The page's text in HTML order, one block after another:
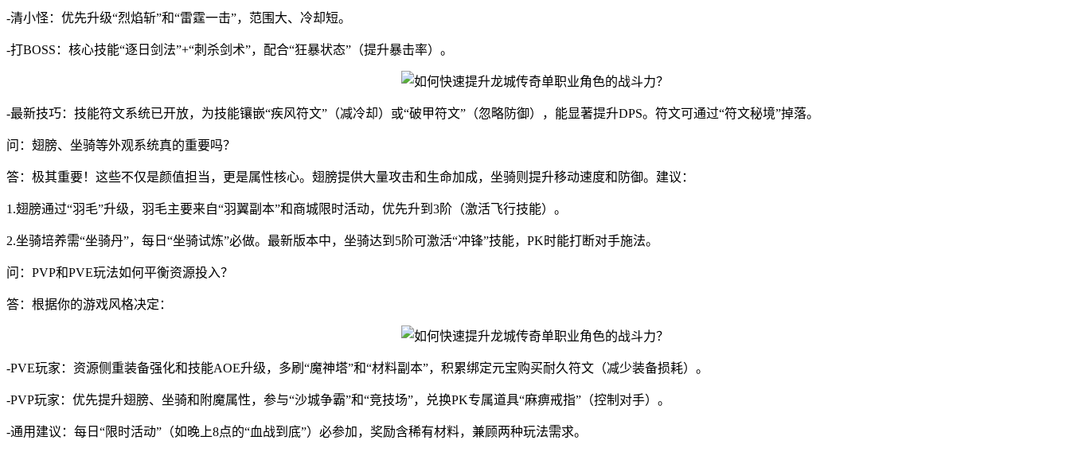
-清小怪：优先升级“烈焰斩”和“雷霆一击”，范围大、冷却短。
-打BOSS：核心技能“逐日剑法”+“刺杀剑术”，配合“狂暴状态”（提升暴击率）。
-最新技巧：技能符文系统已开放，为技能镶嵌“疾风符文”（减冷却）或“破甲符文”（忽略防御），能显著提升DPS。符文可通过“符文秘境”掉落。
问：翅膀、坐骑等外观系统真的重要吗？
答：极其重要！这些不仅是颜值担当，更是属性核心。翅膀提供大量攻击和生命加成，坐骑则提升移动速度和防御。建议：
1.翅膀通过“羽毛”升级，羽毛主要来自“羽翼副本”和商城限时活动，优先升到3阶（激活飞行技能）。
2.坐骑培养需“坐骑丹”，每日“坐骑试炼”必做。最新版本中，坐骑达到5阶可激活“冲锋”技能，PK时能打断对手施法。
问：PVP和PVE玩法如何平衡资源投入？
答：根据你的游戏风格决定：
-PVE玩家：资源侧重装备强化和技能AOE升级，多刷“魔神塔”和“材料副本”，积累绑定元宝购买耐久符文（减少装备损耗）。
-PVP玩家：优先提升翅膀、坐骑和附魔属性，参与“沙城争霸”和“竞技场”，兑换PK专属道具“麻痹戒指”（控制对手）。
-通用建议：每日“限时活动”（如晚上8点的“血战到底”）必参加，奖励含稀有材料，兼顾两种玩法需求。